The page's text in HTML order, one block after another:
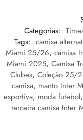
Categorias:
Tags: camisa
Miami 25/26, camisa
Miami 2025, Camisa
Clubes, Coleção 25/
camisa, manto Inter
esportiva, moda futebol,
terceira camisa Inter